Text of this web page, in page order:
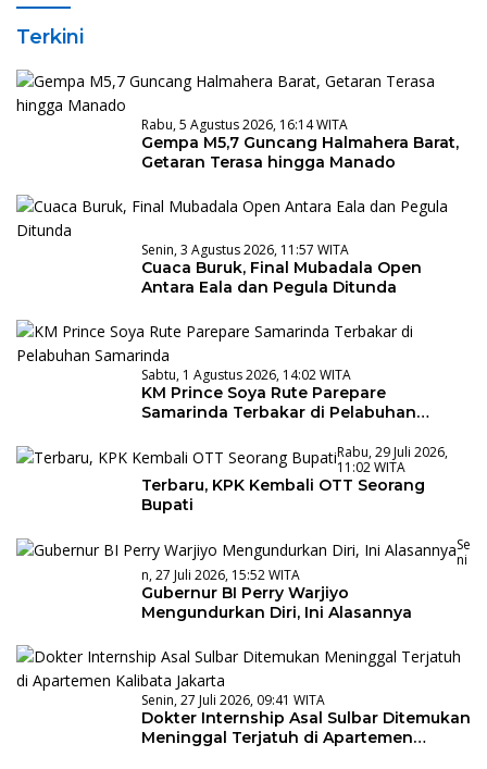
Terkini
Rabu, 5 Agustus 2026, 16:14 WITA
Gempa M5,7 Guncang Halmahera Barat,
Getaran Terasa hingga Manado
Senin, 3 Agustus 2026, 11:57 WITA
Cuaca Buruk, Final Mubadala Open
Antara Eala dan Pegula Ditunda
Sabtu, 1 Agustus 2026, 14:02 WITA
KM Prince Soya Rute Parepare
Samarinda Terbakar di Pelabuhan
Rabu, 29 Juli 2026,
11:02 WITA
Terbaru, KPK Kembali OTT Seorang
Bupati
Se
Ni
N, 27 Juli 2026, 15:52 WITA
Gubernur BI Perry Warjiyo
Mengundurkan Diri, Ini Alasannya
Senin, 27 Juli 2026, 09:41 WITA
Dokter Internship Asal Sulbar Ditemukan
Meninggal Terjatuh di Apartemen